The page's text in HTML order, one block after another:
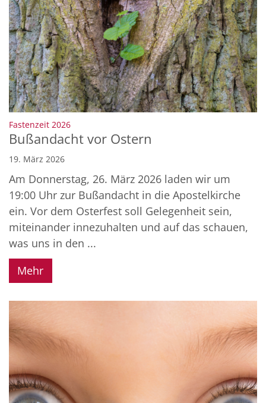
Fastenzeit 2026:
Bußandacht vor Ostern
19. März 2026
Am Donnerstag, 26. März 2026 laden wir um
19:00 Uhr zur Bußandacht in die Apostelkirche
ein. Vor dem Osterfest soll Gelegenheit sein,
miteinander innezuhalten und auf das schauen,
was uns in den ...
Mehr